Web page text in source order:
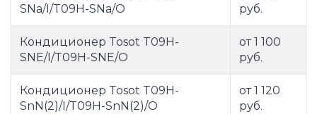
SNa/I/T09H-SNa/O
руб.
Кондиционер Tosot T09H-
SNE/I/T09H-SNE/O
от 1 100
руб.
Кондиционер Tosot T09H-
SnN(2)/I/T09H-SnN(2)/O
от 1 120
руб.